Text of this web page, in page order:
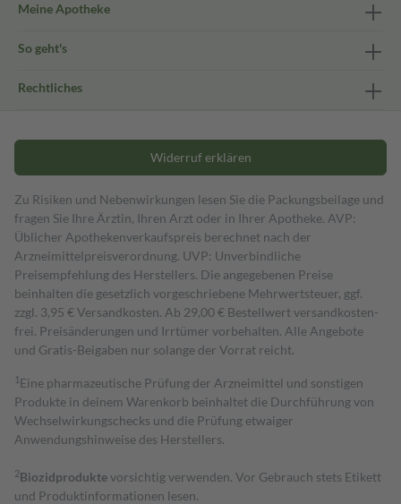
Meine Apotheke
So geht's
Rechtliches
Widerruf erklären
Zu Risiken und Nebenwirkungen lesen Sie die Packungsbeilage und
fragen Sie Ihre Ärztin, Ihren Arzt oder in Ihrer Apotheke. AVP:
Üblicher Apothekenverkaufspreis berechnet nach der
Arzneimittelpreisverordnung. UVP: Unverbindliche
Preisempfehlung des Herstellers. Die angegebenen Preise
beinhalten die gesetzlich vorgeschriebene Mehrwertsteuer, ggf.
zzgl. 3,95 € Versandkosten. Ab 29,00 € Bestell­wert versand­kosten­
frei. Preisänderungen und Irrtümer vorbehalten. Alle Angebote
und Gratis-Beigaben nur solange der Vorrat reicht.
1 Eine pharmazeutische Prüfung der Arzneimittel und sonstigen
Produkte in deinem Warenkorb beinhaltet die Durchführung von
Wechselwirkungschecks und die Prüfung etwaiger
Anwendungshinweise des Herstellers.
2Biozidproduktevorsichtig verwenden. Vor Gebrauch stets Etikett
und Produktinformationen lesen.